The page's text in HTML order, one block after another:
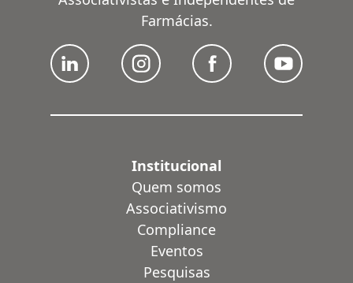
Farmácias.
Institucional
Quem somos
Associativismo
Compliance
Eventos
Pesquisas